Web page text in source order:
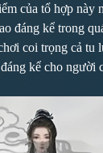
của tổ hợp này
đáng kể trong
coi trọng cả
kể cho người